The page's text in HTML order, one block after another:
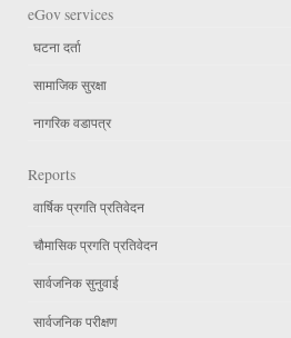
eGov services
घटना दर्ता
सामाजिक सुरक्षा
नागरिक वडापत्र
Reports
वार्षिक प्रगति प्रतिवेदन
चौमासिक प्रगति प्रतिवेदन
सार्वजनिक सुनुवाई
सार्वजनिक परीक्षण